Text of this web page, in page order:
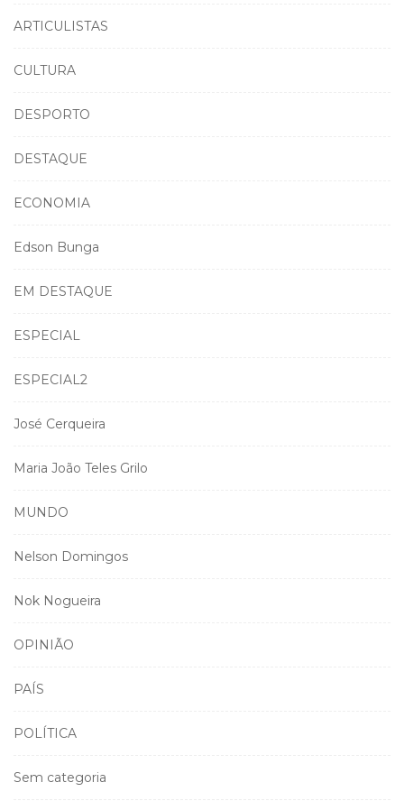
ARTICULISTAS
CULTURA
DESPORTO
DESTAQUE
ECONOMIA
Edson Bunga
EM DESTAQUE
ESPECIAL
ESPECIAL2
José Cerqueira
Maria João Teles Grilo
MUNDO
Nelson Domingos
Nok Nogueira
OPINIÃO
PAÍS
POLÍTICA
Sem categoria